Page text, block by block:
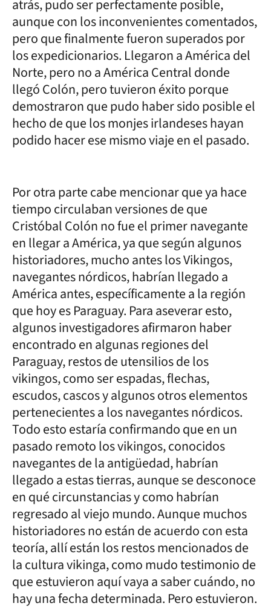
atrás, pudo ser perfectamente posible,
aunque con los inconvenientes comentados,
pero que finalmente fueron superados por
los expedicionarios. Llegaron a América del
Norte, pero no a América Central donde
llegó Colón, pero tuvieron éxito porque
demostraron que pudo haber sido posible el
hecho de que los monjes irlandeses hayan
podido hacer ese mismo viaje en el pasado.
Por otra parte cabe mencionar que ya hace
tiempo circulaban versiones de que
Cristóbal Colón no fue el primer navegante
en llegar a América, ya que según algunos
historiadores, mucho antes los Vikingos,
navegantes nórdicos, habrían llegado a
América antes, específicamente a la región
que hoy es Paraguay. Para aseverar esto,
algunos investigadores afirmaron haber
encontrado en algunas regiones del
Paraguay, restos de utensilios de los
vikingos, como ser espadas, flechas,
escudos, cascos y algunos otros elementos
pertenecientes a los navegantes nórdicos.
Todo esto estaría confirmando que en un
pasado remoto los vikingos, conocidos
navegantes de la antigüedad, habrían
llegado a estas tierras, aunque se desconoce
en qué circunstancias y como habrían
regresado al viejo mundo. Aunque muchos
historiadores no están de acuerdo con esta
teoría, allí están los restos mencionados de
la cultura vikinga, como mudo testimonio de
que estuvieron aquí vaya a saber cuándo, no
hay una fecha determinada. Pero estuvieron.